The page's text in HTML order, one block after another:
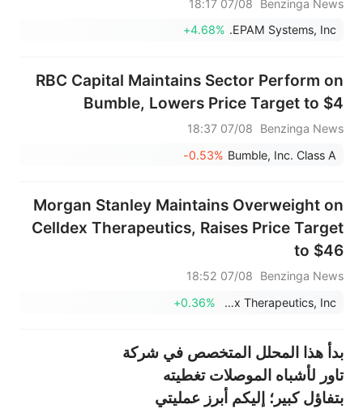
Benzinga News
07/08 18:17
EPAM Systems, Inc.
+4.68%
RBC Capital Maintains Sector Perform on
Bumble, Lowers Price Target to $4
Benzinga News
07/08 18:37
Bumble, Inc. Class A
-0.53%
Morgan Stanley Maintains Overweight on
Celldex Therapeutics, Raises Price Target
to $46
Benzinga News
07/08 18:52
Celldex Therapeutics, Inc.
+0.36%
بدأ هذا المحلل المتخصص في شركة
تاور لأشباه الموصلات تغطيته
بتفاؤل كبير؛ إليكم أبرز عمليتي